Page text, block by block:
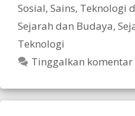
Sosial, Sains, Teknologi
Sejarah dan Budaya,
Teknologi
Tinggalkan komentar